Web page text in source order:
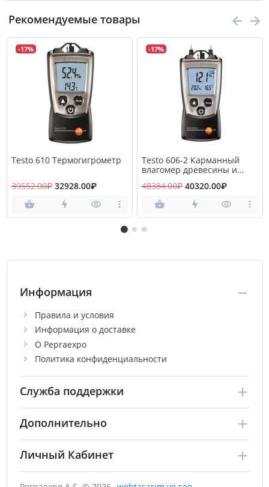
Рекомендуемые товары
-17%
Testo 610 Термогигрометр
39552.00₽ 32928.00₽
-17%
Testo 606-2 Карманный
влагомер древесины и
48384.00₽ 40320.00₽
Информация
Правила и условия
Информация о доставке
О Pepraexpo
Политика конфиденциальности
Служба поддержки
Дополнительно
Личный Кабинет